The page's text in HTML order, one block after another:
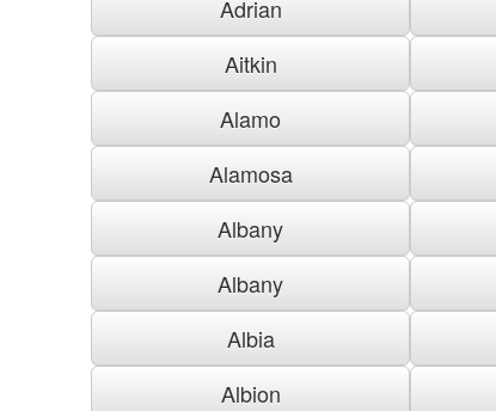
Adrian
Aitkin
Alamo
Alamosa
Albany
Albany
Albia
Albion